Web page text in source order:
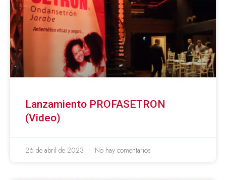
Lanzamiento PROFASETRON
(Video)
26 de abril de 2023 No hay comentarios